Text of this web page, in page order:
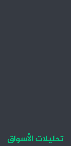
تحليلات الأسواق